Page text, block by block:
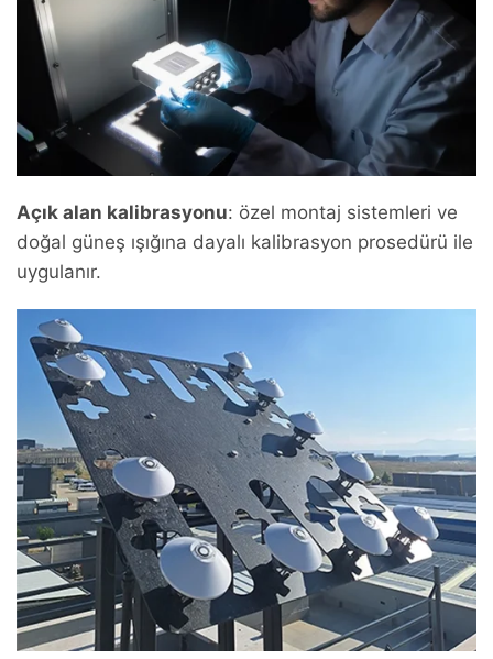
Açık alan kalibrasyonu: özel montaj sistemleri ve
doğal güneş ışığına dayalı kalibrasyon prosedürü ile
uygulanır.